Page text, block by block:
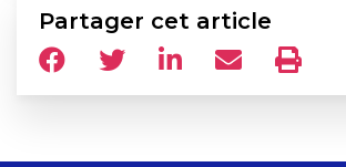
Partager cet article